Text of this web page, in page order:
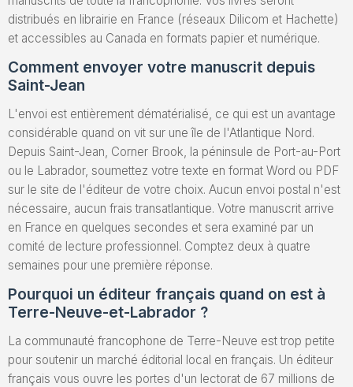
distribués en librairie en France (réseaux Dilicom et Hachette)
et accessibles au Canada en formats papier et numérique.
Comment envoyer votre manuscrit depuis
Saint-Jean
L'envoi est entièrement dématérialisé, ce qui est un avantage
considérable quand on vit sur une île de l'Atlantique Nord.
Depuis Saint-Jean, Corner Brook, la péninsule de Port-au-Port
ou le Labrador, soumettez votre texte en format Word ou PDF
sur le site de l'éditeur de votre choix. Aucun envoi postal n'est
nécessaire, aucun frais transatlantique. Votre manuscrit arrive
en France en quelques secondes et sera examiné par un
comité de lecture professionnel. Comptez deux à quatre
semaines pour une première réponse.
Pourquoi un éditeur français quand on est à
Terre-Neuve-et-Labrador ?
La communauté francophone de Terre-Neuve est trop petite
pour soutenir un marché éditorial local en français. Un éditeur
français vous ouvre les portes d'un lectorat de 67 millions de